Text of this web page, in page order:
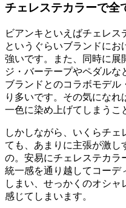
チェレステカラーで全
ビアンキといえばチェレス
というぐらいブランドにお
強いです。また、同時に展
ジ・バーテープやペダル
ブランドとのコラボモデル
り多いです。その気にな
一色に染め上げてしまうこ
しかしながら、いくらチェ
ても、あまりに主張が激し
の。安易にチェレステカラ
統一感を通り越してコーデ
しまい、せっかくのオシャ
感じてしまいます。